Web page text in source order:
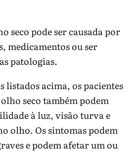
seco pode ser causada por
medicamentos ou ser
patologias.
listados acima, os pacientes
seco também podem
à luz, visão turva e
olho. Os sintomas podem
e podem afetar um ou